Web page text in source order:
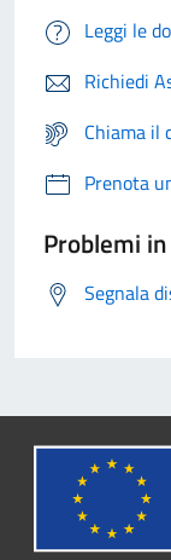
Leggi le
Richiedi
Chiama il
Prenota
Problemi
Segnala